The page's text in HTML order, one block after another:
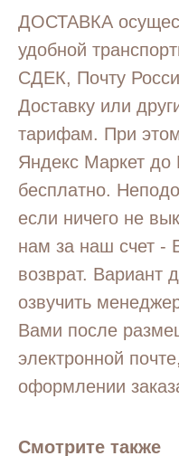
ДОСТАВКА
удобной
СДЕК, Почту
Доставку или
тарифам. При
Яндекс Маркет до
бесплатно.
если ничего не
нам за наш счет -
возврат. Вариант
озвучить
Вами после
электронной
оформлении
Смотрите также